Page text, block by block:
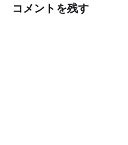
ゲ
コメントを残す